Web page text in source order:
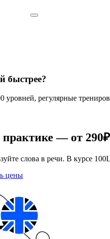
быстрее?
регулярные
практике — от 290₽
слова в речи. В курсе
цены